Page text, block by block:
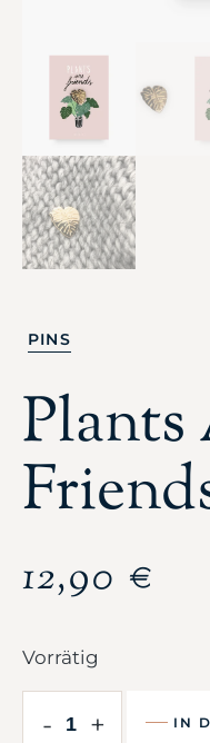
PINS
Plants
12,90 €
Vorrätig
- + IN